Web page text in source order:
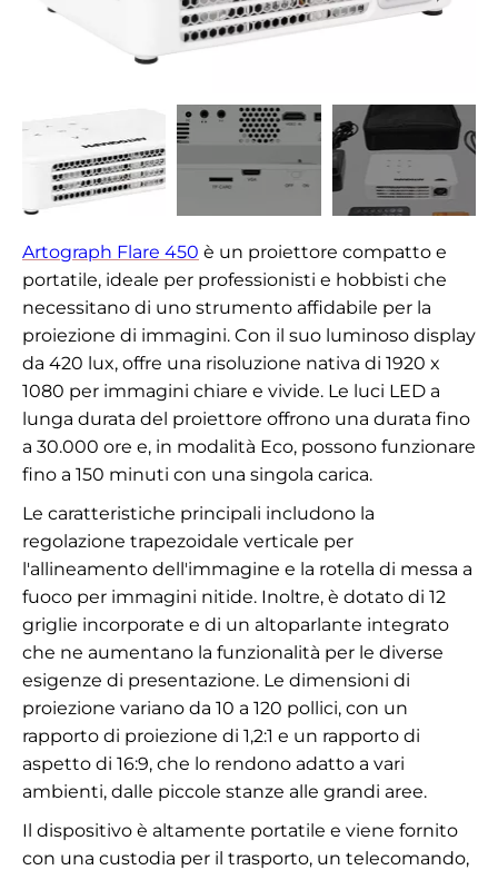
Artograph Flare 450 è un proiettore compatto e
portatile, ideale per professionisti e hobbisti che
necessitano di uno strumento affidabile per la
proiezione di immagini. Con il suo luminoso display
da 420 lux, offre una risoluzione nativa di 1920 x
1080 per immagini chiare e vivide. Le luci LED a
lunga durata del proiettore offrono una durata fino
a 30.000 ore e, in modalità Eco, possono funzionare
fino a 150 minuti con una singola carica.
Le caratteristiche principali includono la
regolazione trapezoidale verticale per
l'allineamento dell'immagine e la rotella di messa a
fuoco per immagini nitide. Inoltre, è dotato di 12
griglie incorporate e di un altoparlante integrato
che ne aumentano la funzionalità per le diverse
esigenze di presentazione. Le dimensioni di
proiezione variano da 10 a 120 pollici, con un
rapporto di proiezione di 1,2:1 e un rapporto di
aspetto di 16:9, che lo rendono adatto a vari
ambienti, dalle piccole stanze alle grandi aree.
Il dispositivo è altamente portatile e viene fornito
con una custodia per il trasporto, un telecomando,